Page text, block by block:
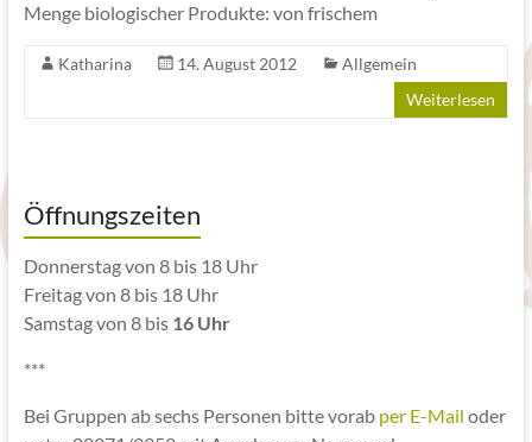
Menge biologischer Produkte: von frischem
Katharina 14. August 2012
Allgemein
Weiterlesen
Öffnungszeiten
Donnerstag von 8 bis 18 Uhr
Freitag von 8 bis 18 Uhr
Samstag von 8 bis 16 Uhr
***
Bei Gruppen ab sechs Personen bitte vorab per E-Mail oder